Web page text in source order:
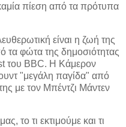
πίεση από τα πρότυπα
είναι η ζωή της
τα φώτα της δημοσιότητας
του BBC. Η Κάμερον
"μεγάλη παγίδα" από
με τον Μπέντζι Μάντεν
το τι εκτιμούμε και τι